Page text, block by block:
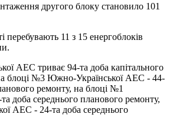
другого блоку становило 101
11 з 15 енергоблоків
АЕС триває 94-та доба капітального
блоці №3 Южно-Української АЕС - 44-
ремонту, на блоці №1
доба середнього планового ремонту,
АЕС - 24-та доба середнього